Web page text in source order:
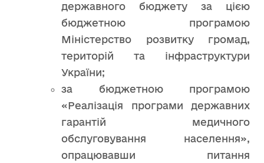
державного бюджету за цією
бюджетною програмою
Міністерство розвитку громад,
територій та інфраструктури
України;
за бюджетною програмою
«Реалізація програми державних
гарантій медичного
обслуговування населення»,
опрацювавши питання